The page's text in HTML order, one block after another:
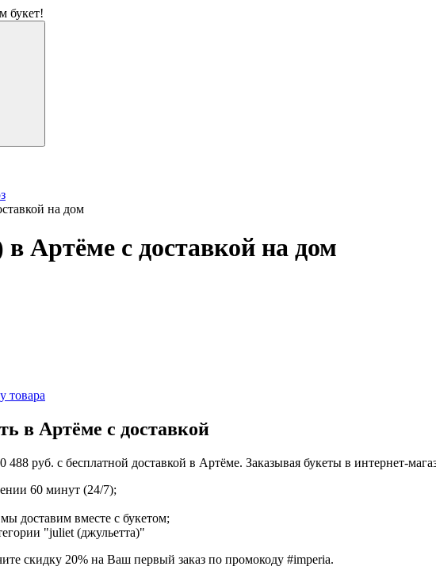
букет!
на дом
Артёме с доставкой на дом
товара
в Артёме с доставкой
488 руб. с бесплатной доставкой в Артёме. Заказывая букеты в интернет-
60 минут (24/7);
доставим вместе с букетом;
"juliet (джульетта)"
скидку 20% на Ваш первый заказ по промокоду #imperia.